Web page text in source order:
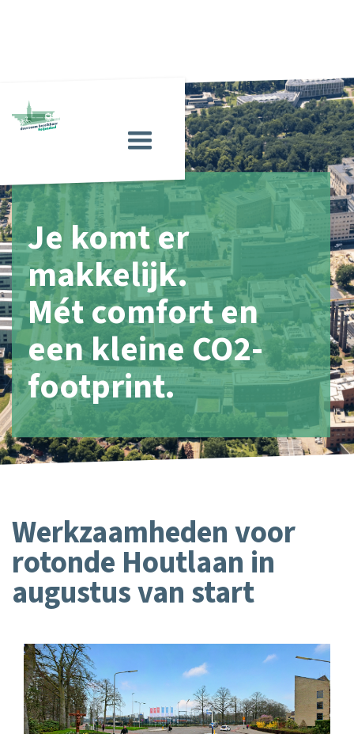
Je komt er
makkelijk.
Mét comfort en
een kleine CO2-
footprint.
Werkzaamheden voor
rotonde Houtlaan in
augustus van start